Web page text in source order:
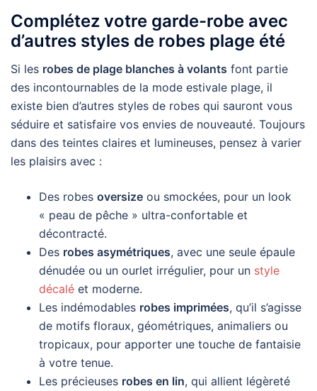
Complétez votre garde-robe avec
d’autres styles de robes plage été
Si les robes de plage blanches à volants font partie
des incontournables de la mode estivale plage, il
existe bien d’autres styles de robes qui sauront vous
séduire et satisfaire vos envies de nouveauté. Toujours
dans des teintes claires et lumineuses, pensez à varier
les plaisirs avec :
Des robes oversize ou smockées, pour un look
« peau de pêche » ultra-confortable et
décontracté.
Des robes asymétriques, avec une seule épaule
dénudée ou un ourlet irrégulier, pour un style
décalé et moderne.
Les indémodables robes imprimées, qu’il s’agisse
de motifs floraux, géométriques, animaliers ou
tropicaux, pour apporter une touche de fantaisie
à votre tenue.
Les précieuses robes en lin, qui allient légèreté